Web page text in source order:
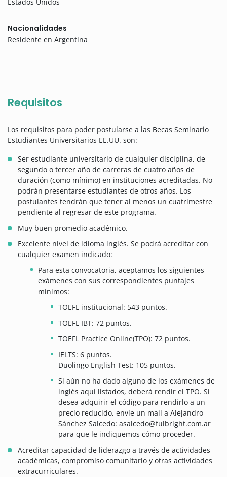
Nacionalidades
Residente en Argentina
Requisitos
Los requisitos para poder postularse a las Becas Seminario
Estudiantes Universitarios EE.UU. son:
Ser estudiante universitario de cualquier disciplina, de
segundo o tercer año de carreras de cuatro años de
duración (como mínimo) en instituciones acreditadas. No
podrán presentarse estudiantes de otros años. Los
postulantes tendrán que tener al menos un cuatrimestre
pendiente al regresar de este programa.
Muy buen promedio académico.
Excelente nivel de idioma inglés. Se podrá acreditar con
cualquier examen indicado:
Para esta convocatoria, aceptamos los siguientes
exámenes con sus correspondientes puntajes
mínimos:
TOEFL institucional: 543 puntos.
TOEFL IBT: 72 puntos.
TOEFL Practice Online(TPO): 72 puntos.
IELTS: 6 puntos.
Duolingo English Test: 105 puntos.
Si aún no ha dado alguno de los exámenes de
inglés aquí listados, deberá rendir el TPO. Si
desea adquirir el código para rendirlo a un
precio reducido, envíe un mail a Alejandro
Sánchez Salcedo: asalcedo@fulbright.com.ar
para que le indiquemos cómo proceder.
Acreditar capacidad de liderazgo a través de actividades
académicas, compromiso comunitario y otras actividades
extracurriculares.